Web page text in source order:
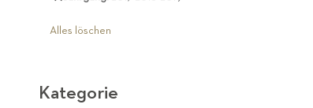
entfernen
Alles löschen
Kategorie